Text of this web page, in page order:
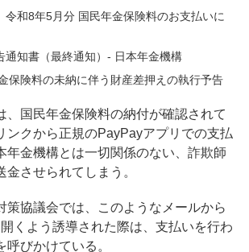
令和8年5月分 国民年金保険料のお支払いに
通知書（最終通知）- 日本年金機構
保険料の未納に伴う財産差押えの執行予告
国民年金保険料の納付が確認されて
ンクから正規のPayPayアプリでの支払
年金機構とは一切関係のない、詐欺師
させられてしまう。
協議会では、このようなメールから
くよう誘導された際は、支払いを行わ
びかけている。